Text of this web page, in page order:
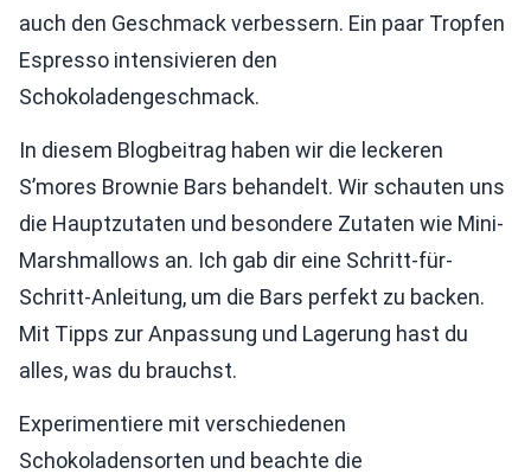
auch den Geschmack verbessern. Ein paar Tropfen
Espresso intensivieren den
Schokoladengeschmack.
In diesem Blogbeitrag haben wir die leckeren
S’mores Brownie Bars behandelt. Wir schauten uns
die Hauptzutaten und besondere Zutaten wie Mini-
Marshmallows an. Ich gab dir eine Schritt-für-
Schritt-Anleitung, um die Bars perfekt zu backen.
Mit Tipps zur Anpassung und Lagerung hast du
alles, was du brauchst.
Experimentiere mit verschiedenen
Schokoladensorten und beachte die